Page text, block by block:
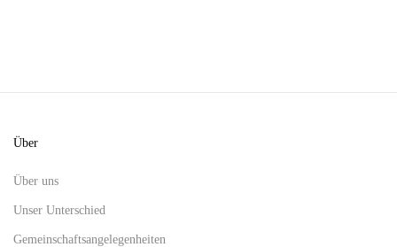
Über
Über uns
Unser Unterschied
Gemeinschaftsangelegenheiten